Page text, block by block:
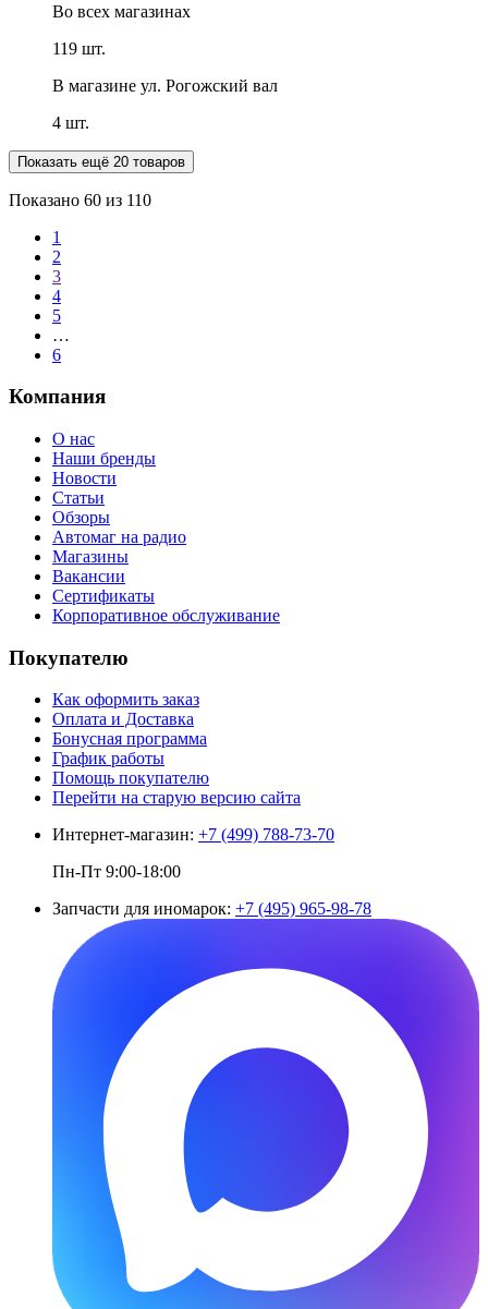
Во всех магазинах
119 шт.
В магазине ул. Рогожский вал
4 шт.
Показать ещё 20 товаров
Показано 60 из 110
1
2
3
4
5
…
6
Компания
О нас
Наши бренды
Новости
Статьи
Обзоры
Автомаг на радио
Магазины
Вакансии
Сертификаты
Корпоративное обслуживание
Покупателю
Как оформить заказ
Оплата и Доставка
Бонусная программа
График работы
Помощь покупателю
Перейти на старую версию сайта
Интернет-магазин: +7 (499) 788-73-70
Пн-Пт 9:00-18:00
Запчасти для иномарок: +7 (495) 965-98-78